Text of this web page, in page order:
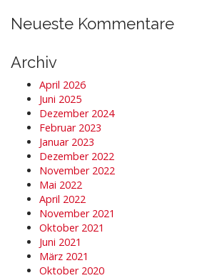
Neueste Kommentare
Archiv
April 2026
Juni 2025
Dezember 2024
Februar 2023
Januar 2023
Dezember 2022
November 2022
Mai 2022
April 2022
November 2021
Oktober 2021
Juni 2021
März 2021
Oktober 2020